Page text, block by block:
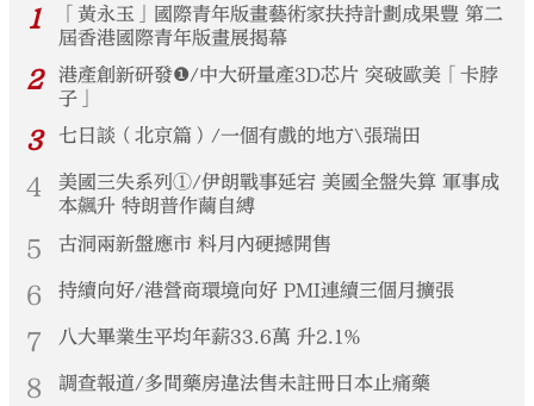
1
「黃永玉」國際青年版畫藝術家扶持計劃成果豐 第二
屆香港國際青年版畫展揭幕
2
港產創新研發❶/中大研量產3D芯片 突破歐美「卡脖
子」
3 七日談（北京篇）/一個有戲的地方\張瑞田
4
美國三失系列①/伊朗戰事延宕 美國全盤失算 軍事成
本飆升 特朗普作繭自縛
5 古洞兩新盤應市 料月內硬撼開售
6 持續向好/港營商環境向好 PMI連續三個月擴張
7 八大畢業生平均年薪33.6萬 升2.1%
8 調查報道/多間藥房違法售未註冊日本止痛藥